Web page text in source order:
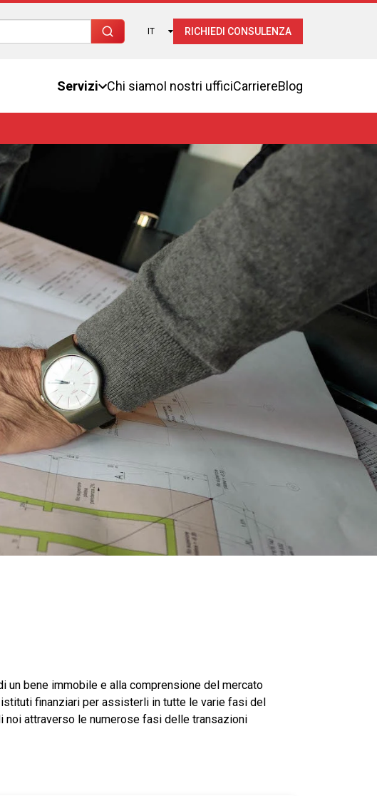
IT RICHIEDI CONSULENZA
Servizi Chi siamoI nostri ufficiCarriereBlog
un bene immobile e alla comprensione del mercato
finanziari per assisterli in tutte le varie fasi del
attraverso le numerose fasi delle transazioni